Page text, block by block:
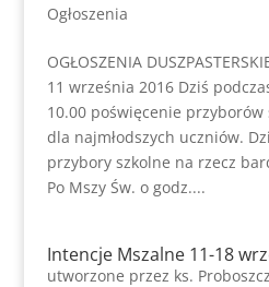
Ogłoszenia
OGŁOSZENIA
11 września 2016 Dziś
10.00 poświęcenie
dla najmłodszych uczniów.
przybory szkolne na rzecz
Po Mszy Św. o godz....
Intencje Mszalne 11-18
utworzone przez ks. Proboszcz